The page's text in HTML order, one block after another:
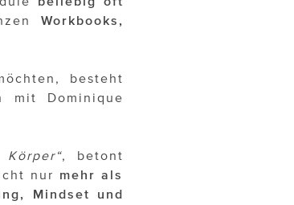
Workbooks,
besteht
mit Dominique
, betont
nur mehr als
Mindset und